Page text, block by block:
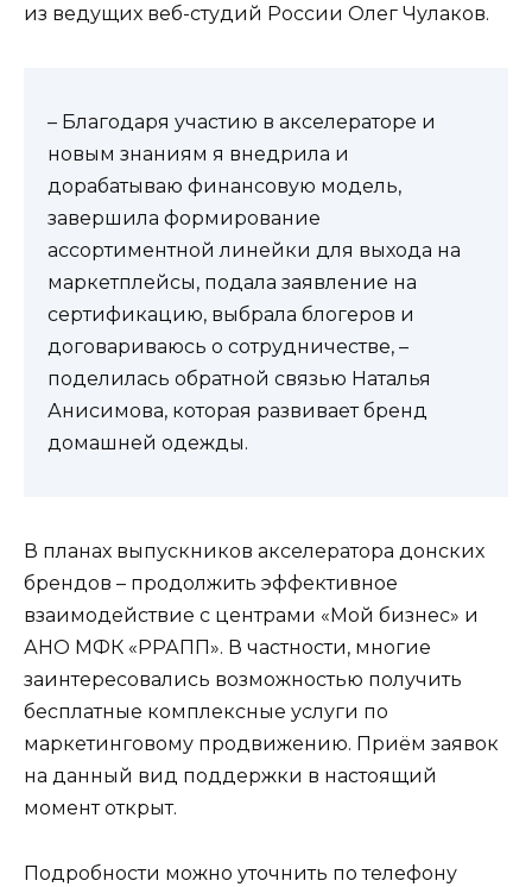
из ведущих веб-студий России Олег Чулаков.
– Благодаря участию в акселераторе и
новым знаниям я внедрила и
дорабатываю финансовую модель,
завершила формирование
ассортиментной линейки для выхода на
маркетплейсы, подала заявление на
сертификацию, выбрала блогеров и
договариваюсь о сотрудничестве, –
поделилась обратной связью Наталья
Анисимова, которая развивает бренд
домашней одежды.
В планах выпускников акселератора донских
брендов – продолжить эффективное
взаимодействие с центрами «Мой бизнес» и
АНО МФК «РРАПП». В частности, многие
заинтересовались возможностью получить
бесплатные комплексные услуги по
маркетинговому продвижению. Приём заявок
на данный вид поддержки в настоящий
момент открыт.
Подробности можно уточнить по телефону